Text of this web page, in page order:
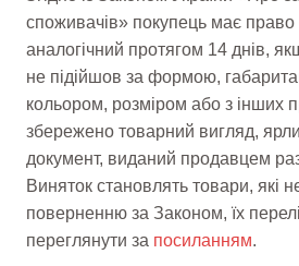
споживачів» покупець має право
аналогічний протягом 14 днів,
не підійшов за формою,
кольором, розміром або з інших
збережено товарний вигляд,
документ, виданий продавцем
Виняток становлять товари, які
поверненню за Законом, їх
переглянути за посиланням.